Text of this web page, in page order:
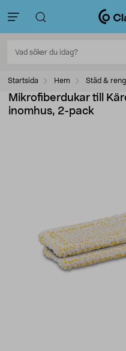
Startsida Hem Städ &
Mikrofiberdukar till
inomhus, 2-pack